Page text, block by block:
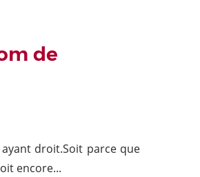
de
droit.Soit parce que
encore...